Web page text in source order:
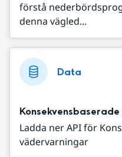
förstå
denna vägled...
Data
Ladda ner API för
vädervarningar